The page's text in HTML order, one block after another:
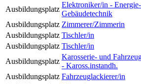
Ausbildungsplatz
Elektroniker/in -
Gebäudetechnik
Ausbildungsplatz Zimmerer/Zimmerin
Ausbildungsplatz Tischler/in
Ausbildungsplatz Tischler/in
Ausbildungsplatz
Karosserie- und
- Kaross.instandh.
Ausbildungsplatz Fahrzeuglackierer/in